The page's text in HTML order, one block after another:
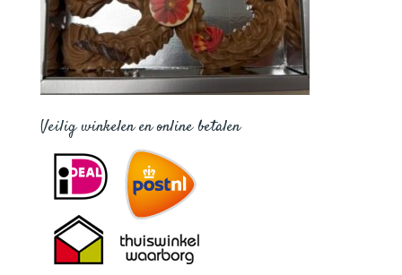
Veilig winkelen en online betalen